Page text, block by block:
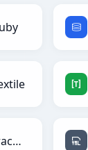
MySQL ते TracWiki